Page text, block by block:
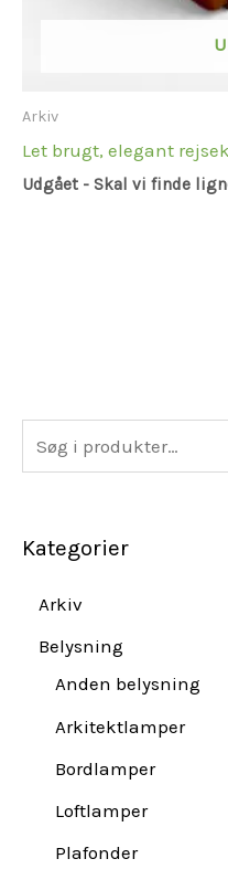
Kategorier
Arkiv
Belysning
Anden belysning
Arkitektlamper
Bordlamper
Loftlamper
Plafonder
Arkiv
Let brugt, elegant
Udgået - Skal vi finde